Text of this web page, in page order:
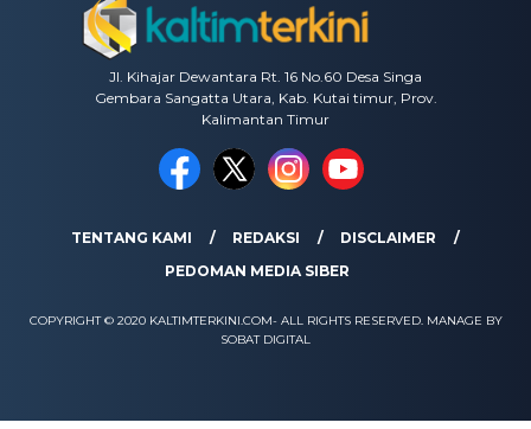
Jl. Kihajar Dewantara Rt. 16 No.60 Desa Singa
Gembara Sangatta Utara, Kab. Kutai timur, Prov.
Kalimantan Timur
TENTANG KAMI REDAKSI
DISCLAIMER
PEDOMAN MEDIA SIBER
COPYRIGHT © 2020 KALTIMTERKINI.COM- ALL RIGHTS RESERVED. MANAGE BY
SOBAT DIGITAL